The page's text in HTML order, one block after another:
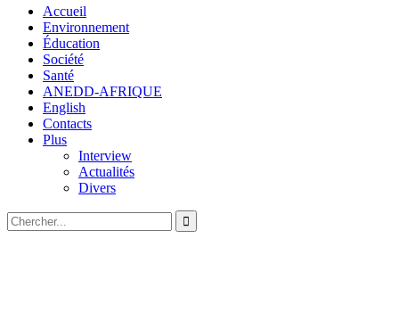
Accueil
Environnement
Éducation
Société
Santé
ANEDD-AFRIQUE
English
Contacts
Plus
Interview
Actualités
Divers